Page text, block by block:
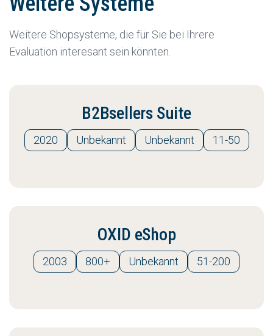
Weitere Shopsysteme, die für Sie bei Ihrere
Evaluation interesant sein könnten.
B2Bsellers Suite
2020 Unbekannt Unbekannt 11-50
OXID eShop
2003 800+ Unbekannt 51-200